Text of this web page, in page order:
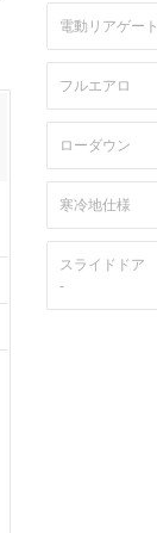
電動リアゲート
フルエアロ
ローダウン
寒冷地仕様
スライドドア
-